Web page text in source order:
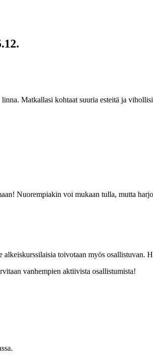
Matkallasi kohtaat suuria esteitä ja
Nuorempiakin voi mukaan tulla, mutta
toivotaan myös osallistuvan.
vanhempien aktiivista osallistumista!